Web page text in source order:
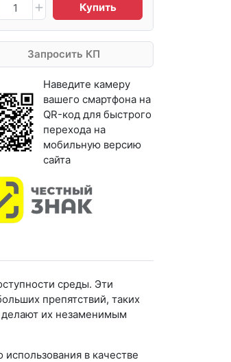
Купить
Запросить КП
Наведите камеру
вашего смартфона на
QR-код для быстрого
перехода на
мобильную версию
сайта
среды. Эти
препятствий, таких
делают их незаменимым
в качестве